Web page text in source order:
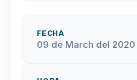
FECHA
09 de March del 2020